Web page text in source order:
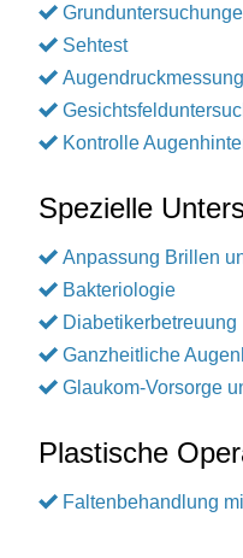
Sehtest
Augendruckmessung
Kontrolle
Spezielle
Anpassung Brillen
Bakteriologie
Diabetikerbetreuung
Ganzheitliche
Glaukom-Vorsorge
Plastische
Faltenbehandlung